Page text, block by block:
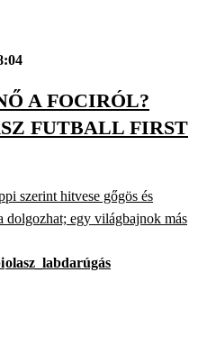
A FOCIRÓL?
FUTBALL FIRST
szerint hitvese gőgös és
dolgozhat; egy világbajnok más
olasz_labdarúgás